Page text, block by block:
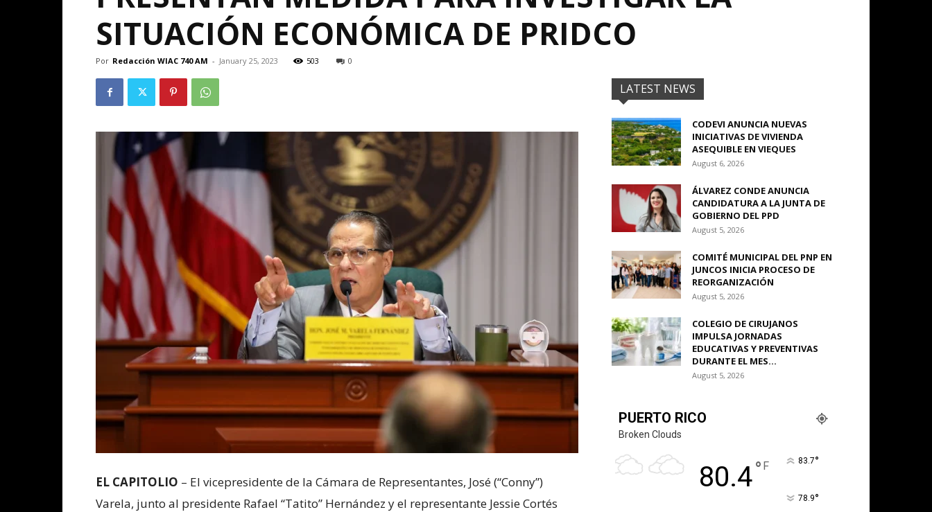
SITUACIÓN ECONÓMICA DE PRIDCO
Por Redacción WIAC 740 AM - January 25, 2023 503 0
EL CAPITOLIO – El vicepresidente de la Cámara de Representantes, José (“Conny”)
Varela, junto al presidente Rafael “Tatito” Hernández y el representante Jessie Cortés
LATEST NEWS
CODEVI ANUNCIA NUEVAS
INICIATIVAS DE VIVIENDA
ASEQUIBLE EN VIEQUES
August 6, 2026
ÁLVAREZ CONDE ANUNCIA
CANDIDATURA A LA JUNTA DE
GOBIERNO DEL PPD
August 5, 2026
COMITÉ MUNICIPAL DEL PNP EN
JUNCOS INICIA PROCESO DE
REORGANIZACIÓN
August 5, 2026
COLEGIO DE CIRUJANOS
IMPULSA JORNADAS
EDUCATIVAS Y PREVENTIVAS
DURANTE EL MES...
August 5, 2026
PUERTO RICO
Broken Clouds
80.4° F 83.7°
78.9°